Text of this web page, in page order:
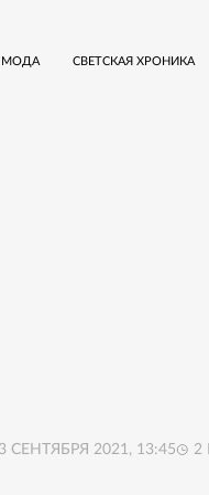
МОДА СВЕТСКАЯ ХРОНИКА
СЕНТЯБРЯ 2021, 13:45 2